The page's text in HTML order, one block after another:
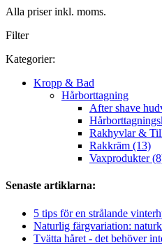
Alla priser inkl. moms.
Filter
Kategorier:
Kropp & Bad
Hårborttagning
After shave
Rakhyvlar &
Rakkräm (13)
Vaxprodukter
Senaste artiklarna:
5 tips för en strålande
Naturlig färgvariation:
Tvätta håret - det behöver